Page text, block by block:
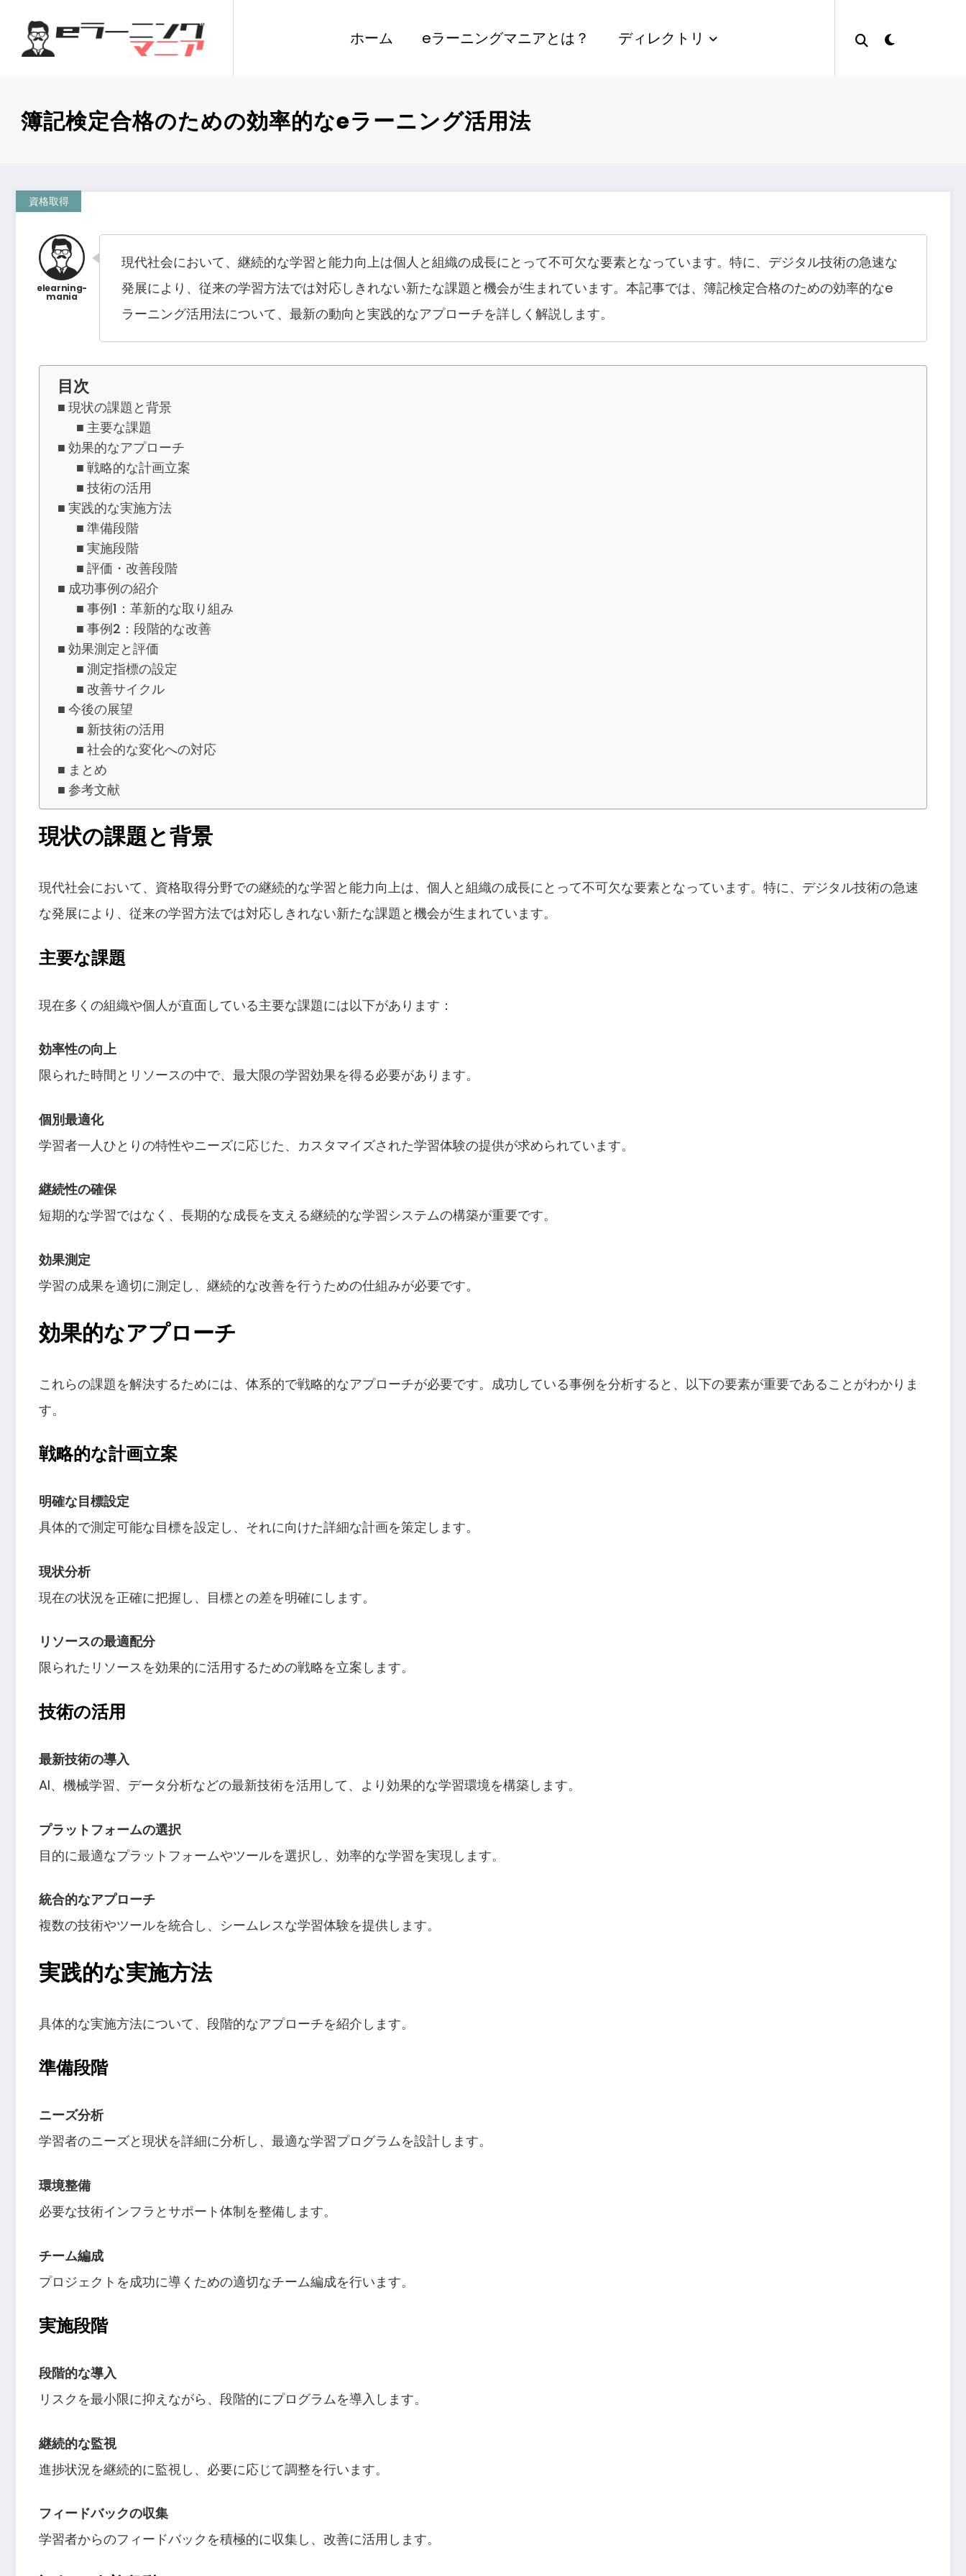
ホーム eラーニングマニアとは？ ディレクトリ
簿記検定合格のための効率的なeラーニング活用法
資格取得
現代社会において、継続的な学習と能力向上は個人と組織の成長にとって不可欠な要素となっています。特に、デジタル技術の急速な
発展により、従来の学習方法では対応しきれない新たな課題と機会が生まれています。本記事では、簿記検定合格のための効率的なe
ラーニング活用法について、最新の動向と実践的なアプローチを詳しく解説します。
目次
現状の課題と背景
主要な課題
効果的なアプローチ
戦略的な計画立案
技術の活用
実践的な実施方法
準備段階
実施段階
評価・改善段階
成功事例の紹介
事例1：革新的な取り組み
事例2：段階的な改善
効果測定と評価
測定指標の設定
改善サイクル
今後の展望
新技術の活用
社会的な変化への対応
まとめ
参考文献
現状の課題と背景
現代社会において、資格取得分野での継続的な学習と能力向上は、個人と組織の成長にとって不可欠な要素となっています。特に、デジタル技術の急速
な発展により、従来の学習方法では対応しきれない新たな課題と機会が生まれています。
主要な課題
現在多くの組織や個人が直面している主要な課題には以下があります：
効率性の向上
限られた時間とリソースの中で、最大限の学習効果を得る必要があります。
個別最適化
学習者一人ひとりの特性やニーズに応じた、カスタマイズされた学習体験の提供が求められています。
継続性の確保
短期的な学習ではなく、長期的な成長を支える継続的な学習システムの構築が重要です。
効果測定
学習の成果を適切に測定し、継続的な改善を行うための仕組みが必要です。
効果的なアプローチ
これらの課題を解決するためには、体系的で戦略的なアプローチが必要です。成功している事例を分析すると、以下の要素が重要であることがわかりま
す。
戦略的な計画立案
明確な目標設定
具体的で測定可能な目標を設定し、それに向けた詳細な計画を策定します。
現状分析
現在の状況を正確に把握し、目標との差を明確にします。
リソースの最適配分
限られたリソースを効果的に活用するための戦略を立案します。
技術の活用
最新技術の導入
AI、機械学習、データ分析などの最新技術を活用して、より効果的な学習環境を構築します。
プラットフォームの選択
目的に最適なプラットフォームやツールを選択し、効率的な学習を実現します。
統合的なアプローチ
複数の技術やツールを統合し、シームレスな学習体験を提供します。
実践的な実施方法
具体的な実施方法について、段階的なアプローチを紹介します。
準備段階
ニーズ分析
学習者のニーズと現状を詳細に分析し、最適な学習プログラムを設計します。
環境整備
必要な技術インフラとサポート体制を整備します。
チーム編成
プロジェクトを成功に導くための適切なチーム編成を行います。
実施段階
段階的な導入
リスクを最小限に抑えながら、段階的にプログラムを導入します。
継続的な監視
進捗状況を継続的に監視し、必要に応じて調整を行います。
フィードバックの収集
学習者からのフィードバックを積極的に収集し、改善に活用します。